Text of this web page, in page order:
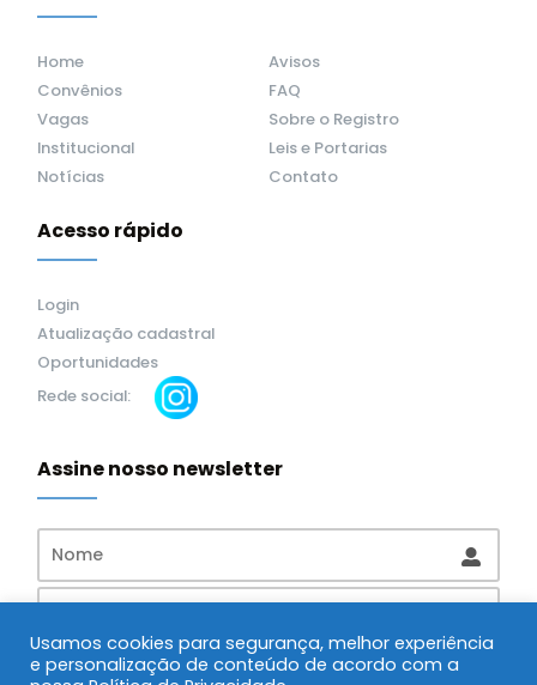
Home
Avisos
Convênios
FAQ
Vagas
Sobre o Registro
Institucional
Leis e Portarias
Notícias
Contato
Acesso rápido
Login
Atualização cadastral
Oportunidades
Rede social:
Assine nosso newsletter
Usamos cookies para segurança, melhor experiência
e personalização de conteúdo de acordo com a